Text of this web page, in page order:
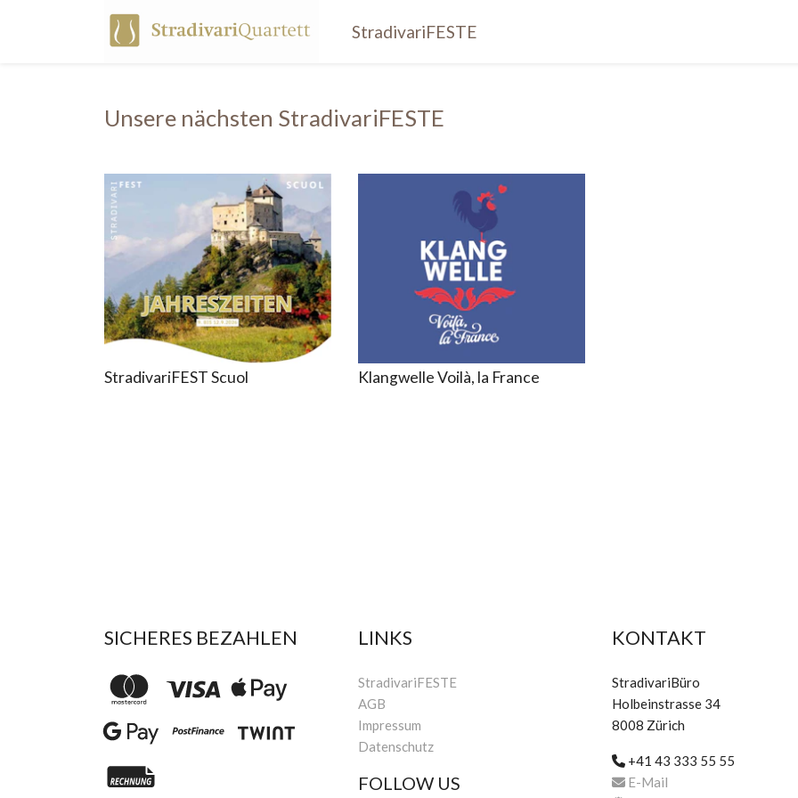
StradivariFESTE
Unsere nächsten StradivariFESTE
StradivariFEST Scuol Klangwelle Voilà, la France
SICHERES BEZAHLEN LINKS
StradivariFESTE
AGB
Impressum
Datenschutz
FOLLOW US
KONTAKT
StradivariBüro
Holbeinstrasse 34
8008 Zürich
+41 43 333 55 55
E-Mail